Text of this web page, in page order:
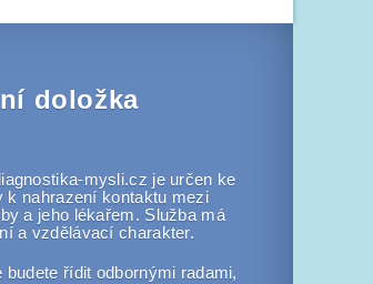
doložka
mysli.cz je určen ke
k nahrazení kontaktu mezi
a jeho lékařem. Služba má
a vzdělávací charakter.
budete řídit odbornými radami,